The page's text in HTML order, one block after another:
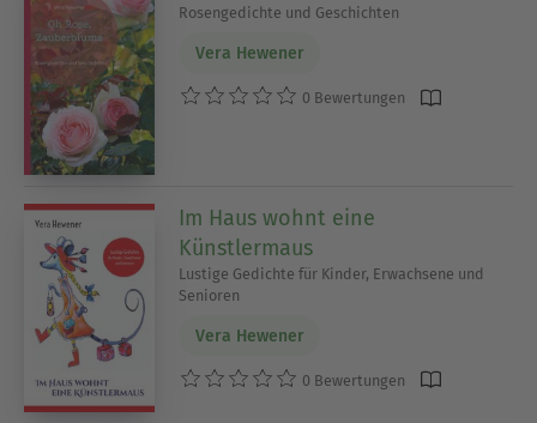
Rosengedichte und Geschichten
Vera Hewener
0 Bewertungen
Im Haus wohnt eine
Künstlermaus
Lustige Gedichte für Kinder, Erwachsene und
Senioren
Vera Hewener
0 Bewertungen